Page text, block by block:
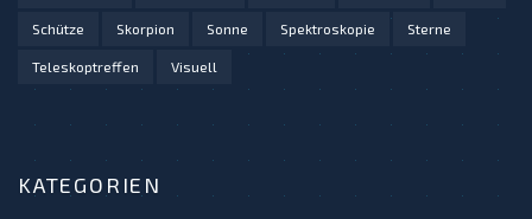
Schütze Skorpion Sonne Spektroskopie Sterne
Teleskoptreffen Visuell
KATEGORIEN